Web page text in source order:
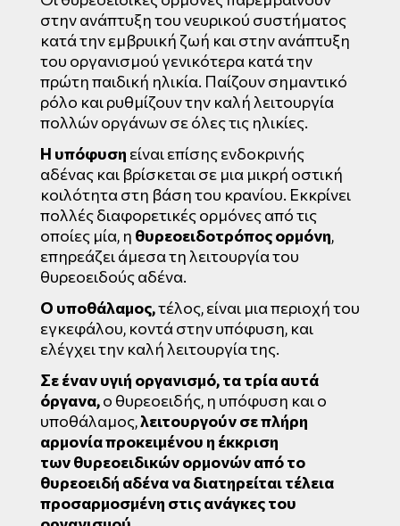
στην ανάπτυξη του νευρικού συστήματος
κατά την εμβρυική ζωή και στην ανάπτυξη
του οργανισμού γενικότερα κατά την
πρώτη παιδική ηλικία. Παίζουν σημαντικό
ρόλο και ρυθμίζουν την καλή λειτουργία
πολλών οργάνων σε όλες τις ηλικίες.
Η υπόφυση είναι επίσης ενδοκρινής
αδένας και βρίσκεται σε μια μικρή οστική
κοιλότητα στη βάση του κρανίου. Εκκρίνει
πολλές διαφορετικές ορμόνες από τις
οποίες μία, η θυρεοειδοτρόποςορμόνη,
επηρεάζει άμεσα τη λειτουργία του
θυρεοειδούς αδένα.
Ο υποθάλαμος,τέλος, είναι μια περιοχή του
εγκεφάλου, κοντά στην υπόφυση, και
ελέγχει την καλή λειτουργία της.
Σε έναν υγιή οργανισμό, τα τρία αυτά
όργανα,ο θυρεοειδής, η υπόφυση και ο
υποθάλαμος,λειτουργούν σε πλήρη
αρμονία προκειμένου η έκκριση
τωνθυρεοειδικώνορμονών από το
θυρεοειδή αδένα να διατηρείται τέλεια
προσαρμοσμένη στις ανάγκες του